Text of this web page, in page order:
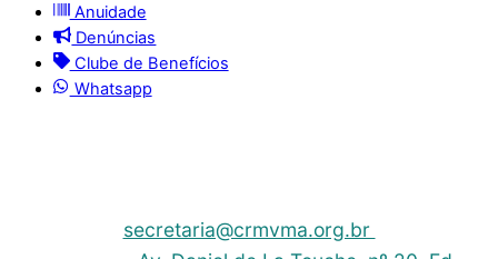
Anuidade
Denúncias
Clube de Benefícios
Whatsapp
secretaria@crmvma.org.br